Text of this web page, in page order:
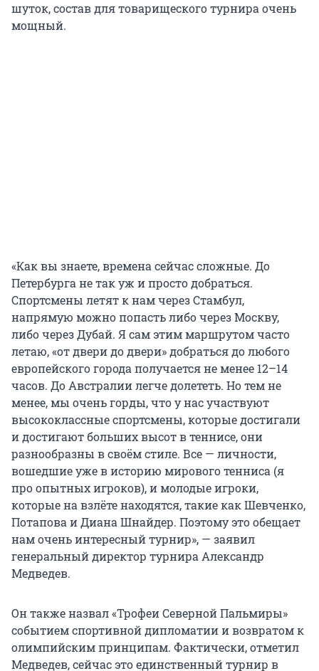
шуток, состав для товарищеского турнира очень
мощный.
«Как вы знаете, времена сейчас сложные. До
Петербурга не так уж и просто добраться.
Спортсмены летят к нам через Стамбул,
напрямую можно попасть либо через Москву,
либо через Дубай. Я сам этим маршрутом часто
летаю, «от двери до двери» добраться до любого
европейского города получается не менее 12–14
часов. До Австралии легче долететь. Но тем не
менее, мы очень горды, что у нас участвуют
высококлассные спортсмены, которые достигали
и достигают больших высот в теннисе, они
разнообразны в своём стиле. Все — личности,
вошедшие уже в историю мирового тенниса (я
про опытных игроков), и молодые игроки,
которые на взлёте находятся, такие как Шевченко,
Потапова и Диана Шнайдер. Поэтому это обещает
нам очень интересный турнир», — заявил
генеральный директор турнира Александр
Медведев.
Он также назвал «Трофеи Северной Пальмиры»
событием спортивной дипломатии и возвратом к
олимпийским принципам. Фактически, отметил
Медведев, сейчас это единственный турнир в